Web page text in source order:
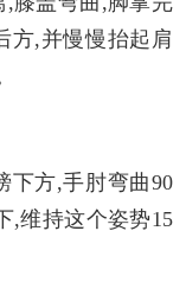
方,并慢慢抬起肩
下方,手肘弯曲90
,维持这个姿势15